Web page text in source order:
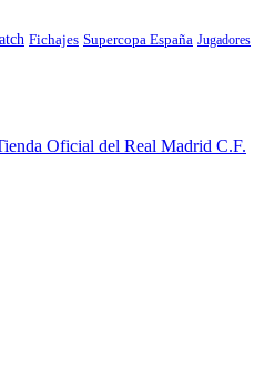
Fichajes Supercopa España Jugadores
Oficial del Real Madrid C.F.